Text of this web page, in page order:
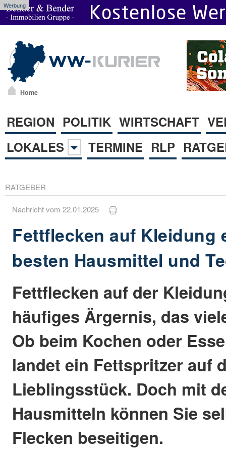
Werbung
Home
REGION POLITIK WIRTSCHAFT
LOKALES
TERMINE RLP
RATGEBER
Nachricht vom 22.01.2025
Fettflecken auf Kleidung
besten Hausmittel und
Fettflecken auf der
häufiges Ärgernis, das
Ob beim Kochen oder
landet ein Fettspritzer auf
Lieblingsstück. Doch mit
Hausmitteln können Sie
Flecken beseitigen.